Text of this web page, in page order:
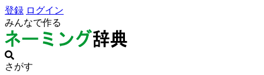
登録 ログイン
みんなで作る
さがす